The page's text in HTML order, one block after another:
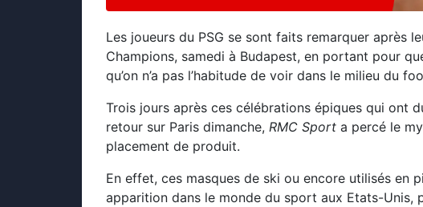
Les joueurs du PSG se sont faits remarquer après
Champions, samedi à Budapest, en portant pour
qu’on n’a pas l’habitude de voir dans le milieu du
Trois jours après ces célébrations épiques qui ont
retour sur Paris dimanche, RMC Sport a percé le
placement de produit.
En effet, ces masques de ski ou encore utilisés en
apparition dans le monde du sport aux Etats-Unis,